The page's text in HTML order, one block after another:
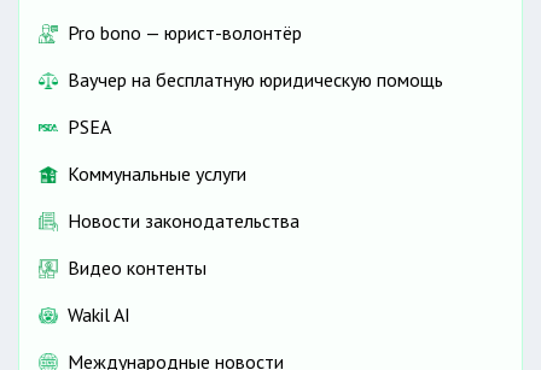
Pro bono — юрист-волонтёр
Ваучер на бесплатную юридическую помощь
PSEA
Коммунальные услуги
Новости законодательства
Видео контенты
Wakil AI
Международные новости